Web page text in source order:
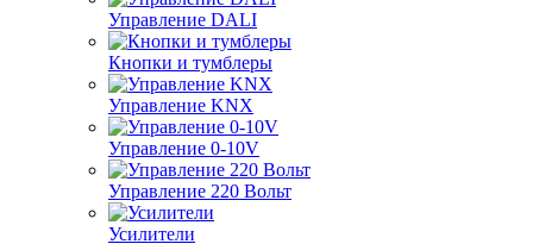
Управление DALI
Кнопки и тумблеры
Управление KNX
Управление 0-10V
Управление 220 Вольт
Усилители